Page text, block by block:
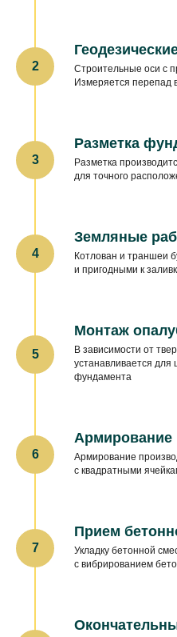
Строительные оси с
Измеряется перепад
Разметка
Разметка
для точного
Земляные
Котлован и траншеи
и пригодными к
Монтаж
В зависимости от
устанавливается для
фундамента
Армирование
Армирование
с квадратными
Прием
Укладку бетонной
с вибрированием